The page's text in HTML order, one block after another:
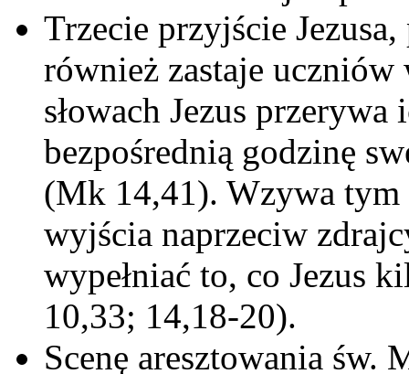
Trzecie przyjście
również zastaje
słowach Jezus
bezpośrednią godzinę
(Mk 14,41). Wzywa tym
wyjścia naprzeciw
wypełniać to, co Jezus
10,33; 14,18-20).
Scenę aresztowania św.